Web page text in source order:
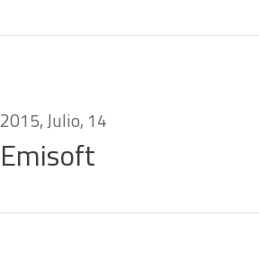
2015, Julio, 14
Emisoft